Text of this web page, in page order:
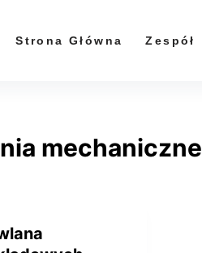
Strona Główna Zespół
mechaniczne